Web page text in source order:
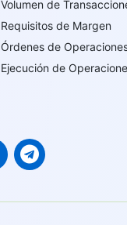
Volumen de
Requisitos de Margen
Órdenes de
Ejecución de